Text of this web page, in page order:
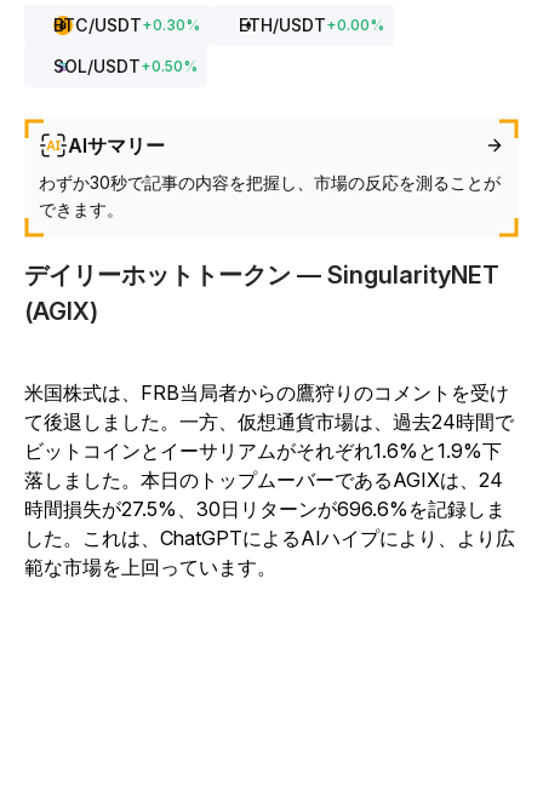
BTC/USDT+0.30% ETH/USDT+0.00%
SOL/USDT+0.50%
AIサマリー
わずか30秒で記事の内容を把握し、市場の反応を測ることが
できます。
デイリーホットトークン — SingularityNET
(AGIX)
米国株式は、FRB当局者からの鷹狩りのコメントを受け
て後退しました。一方、仮想通貨市場は、過去24時間で
ビットコインとイーサリアムがそれぞれ1.6%と1.9%下
落しました。本日のトップムーバーであるAGIXは、24
時間損失が27.5%、30日リターンが696.6%を記録しま
した。これは、ChatGPTによるAIハイプにより、より広
範な市場を上回っています。